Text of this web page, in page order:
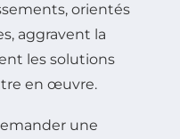
orientés
aggravent la
les solutions
en œuvre.
une